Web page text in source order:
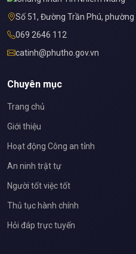
Số 51, Đường Trần Phú,
069 2646 112
catinh@phutho.gov.vn
Chuyên mục
Trang chủ
Giới thiệu
Hoạt động Công an tỉnh
An ninh trật tự
Người tốt việc tốt
Thủ tục hành chính
Hỏi đáp trực tuyến